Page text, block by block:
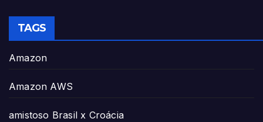
TAGS
Amazon
Amazon AWS
amistoso Brasil x Croácia